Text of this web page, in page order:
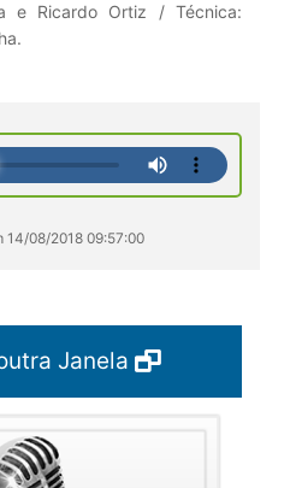
e Ricardo Ortiz / Técnica:
14/08/2018 09:57:00
Janela